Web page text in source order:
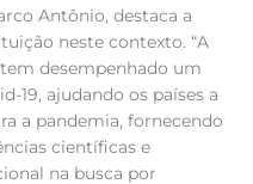
Antônio, destaca a
neste contexto. “A
desempenhado um
19, ajudando os países a
a pandemia, fornecendo
científicas e
na busca por